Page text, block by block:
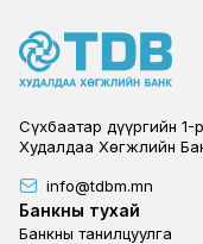
Сүхбаатар дүүргийн
Худалдаа Хөгжлийн
info@tdbm.mn
Footer
Банкны тухай
Банкны танилцуулга